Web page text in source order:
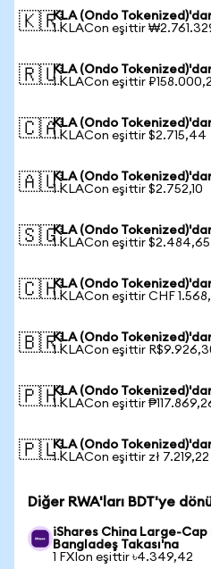
🇰🇷KLA (Ondo
1 KLACon eşittir
🇷🇺KLA (Ondo
1 KLACon eşittir
🇨🇦KLA (Ondo
1 KLACon eşittir $2.715,44
🇦🇺KLA (Ondo
1 KLACon eşittir $2.752,10
🇸🇬KLA (Ondo
1 KLACon eşittir $2.484,65
🇨🇭KLA (Ondo
1 KLACon eşittir CHF
🇧🇷KLA (Ondo
1 KLACon eşittir
🇵🇭KLA (Ondo
1 KLACon eşittir
🇵🇱KLA (Ondo
1 KLACon eşittir zł 7.219,22
Diğer RWA'ları BDT'ye
iShares China Large-Cap
Bangladeş Takası'na
1 FXIon eşittir ৳4.349,42